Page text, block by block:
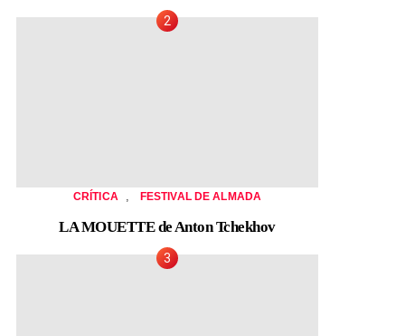
CRÍTICA FESTIVAL DE ALMADA
LA MOUETTE de Anton Tchekhov